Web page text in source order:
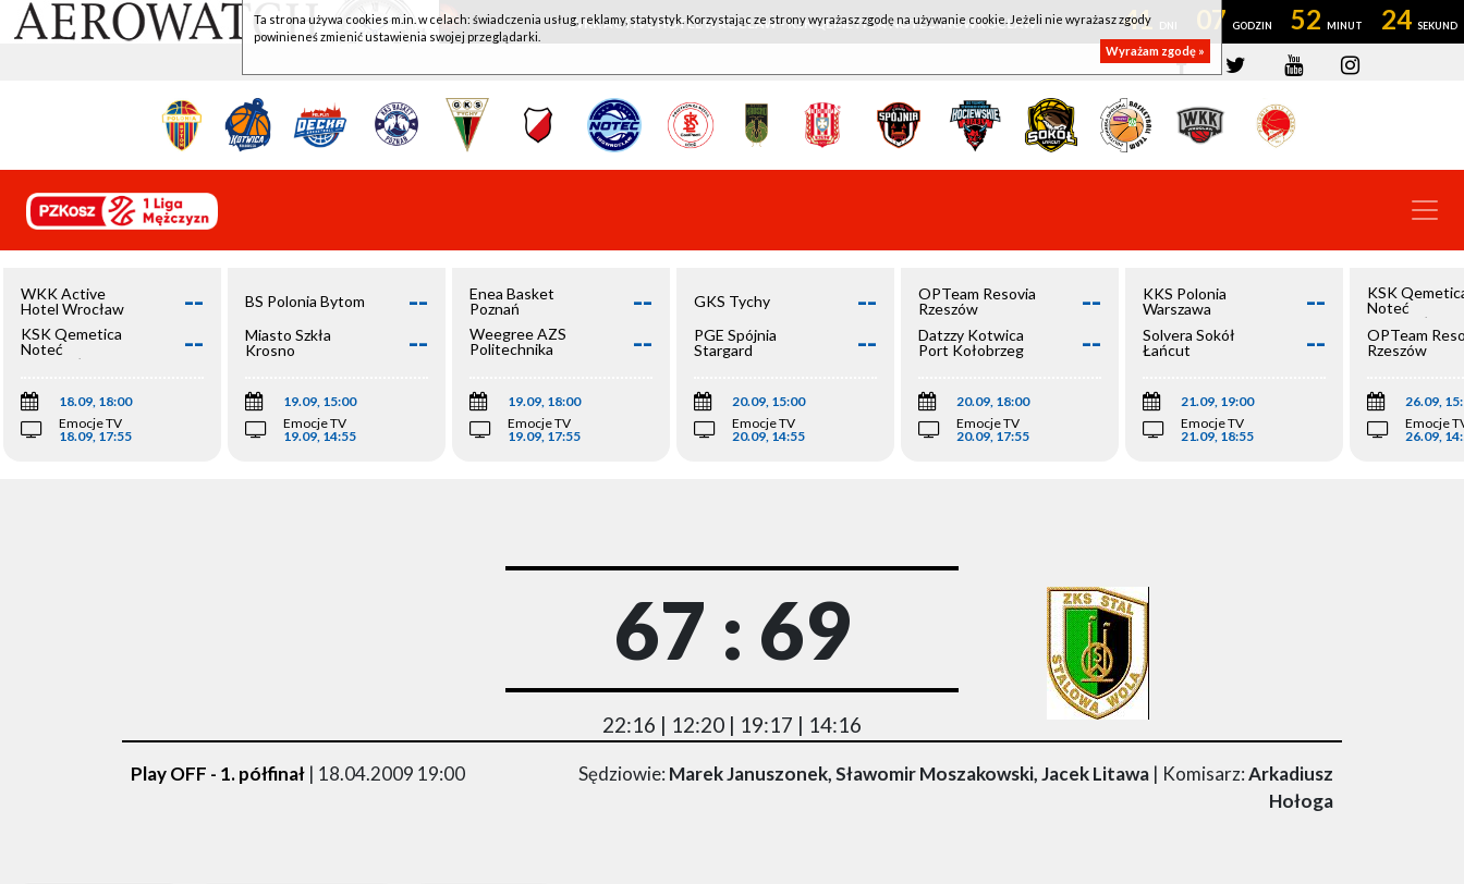
WKK ACTIVE HOTEL WROCŁAW - KSK QEMETICA NOTEĆ INOWROCŁAW 41 07 52 23
WKK Active
Hotel Wrocław
--
KSK Qemetica
Noteć
Inowrocław
--
18.09, 18:00
Emocje TV
18.09, 17:55
BS Polonia Bytom --
Miasto Szkła
Krosno
--
19.09, 15:00
Emocje TV
19.09, 14:55
Enea Basket
Poznań
--
Weegree AZS
Politechnika
--
19.09, 18:00
Emocje TV
19.09, 17:55
GKS Tychy --
PGE Spójnia
Stargard
--
20.09, 15:00
Emocje TV
20.09, 14:55
OPTeam Resovia
Rzeszów
--
Datzzy Kotwica
Port Kołobrzeg
--
20.09, 18:00
Emocje TV
20.09, 17:55
KKS Polonia
Warszawa
--
Solvera Sokół
Łańcut
--
21.09, 19:00
Emocje TV
21.09, 18:55
KSK
Noteć
Inowrocław
OPTeam
Rzeszów
26.09,
Emocje
26.09,
67 : 69
22:16 | 12:20 | 19:17 | 14:16
Play OFF - 1. półfinał | 18.04.2009 19:00 Sędziowie: Marek Januszonek, Sławomir Moszakowski, Jacek Litawa| Komisarz:Arkadiusz
Hołoga
Ta strona używa cookies m.in. w celach: świadczenia usług, reklamy, statystyk. Korzystając ze strony wyrażasz zgodę na używanie cookie. Jeżeli nie wyrażasz zgody
powinieneś zmienić ustawienia swojej przeglądarki.
Wyrażam zgodę »